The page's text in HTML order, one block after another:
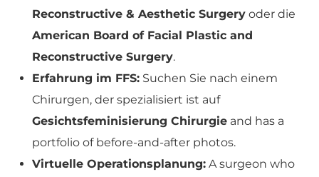
Reconstructive & Aesthetic Surgery oder die
American Board of Facial Plastic and
Reconstructive Surgery.
Erfahrung im FFS: Suchen Sie nach einem
Chirurgen, der spezialisiert ist auf
Gesichtsfeminisierung Chirurgie and has a
portfolio of before-and-after photos.
Virtuelle Operationsplanung: A surgeon who